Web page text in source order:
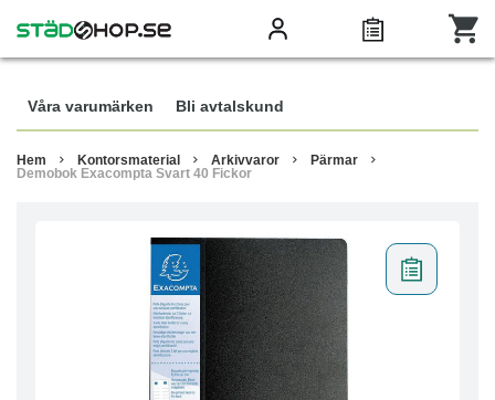
Våra varumärken Bli avtalskund
Hem Kontorsmaterial Arkivvaror
Pärmar
Demobok Exacompta Svart 40 Fickor